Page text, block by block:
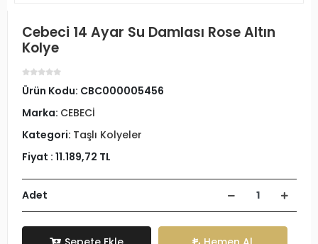
Cebeci 14 Ayar Su Damlası Rose Altın
Kolye
Ürün Kodu: CBC000005456
Marka: CEBECİ
Kategori: Taşlı Kolyeler
Fiyat : 11.189,72 TL
Adet